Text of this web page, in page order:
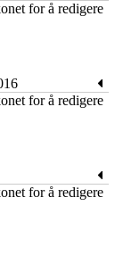
for å redigere
for å redigere
for å redigere